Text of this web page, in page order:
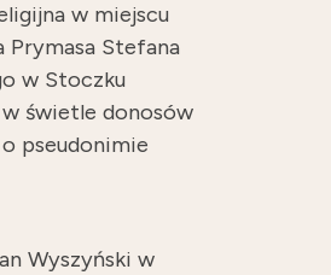
w miejscu
Prymasa Stefana
w Stoczku
świetle donosów
pseudonimie
Wyszyński w